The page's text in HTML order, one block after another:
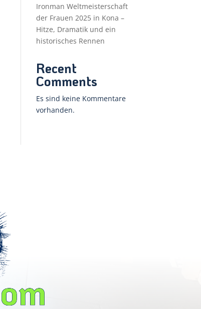
Ironman Weltmeisterschaft
der Frauen 2025 in Kona –
Hitze, Dramatik und ein
historisches Rennen
Recent
Comments
Es sind keine Kommentare
vorhanden.